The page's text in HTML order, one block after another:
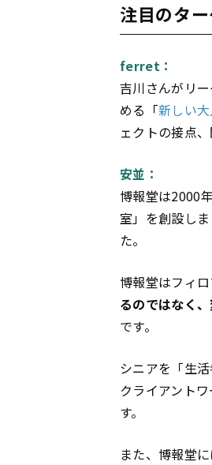
注目のタ
ferret：
吉川さんがリ
める「新しい
ェクトの接点
安並：
博報堂は2000
室」を創設し
た。
博報堂はフィ
るのではなく
です。
シニアを「生
クライアント
す。
また、博報堂